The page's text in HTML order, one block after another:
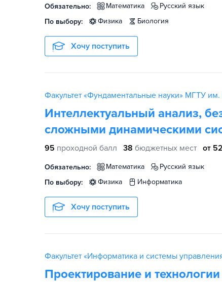
Обязательно: математика
русский язык
По выбору:
физика биология
Хочу поступить
Факультет «Фундаментальные науки» МГТУ
Интеллектуальный анализ,
сложными динамическими
95 проходной балл 38 бюджетных мест от
Обязательно: математика
русский язык
По выбору:
физика информатика
Хочу поступить
Факультет «Информатика и системы
Проектирование и